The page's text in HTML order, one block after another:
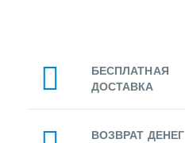
БЕСПЛАТНАЯ
ДОСТАВКА
ВОЗВРАТ ДЕНЕГ